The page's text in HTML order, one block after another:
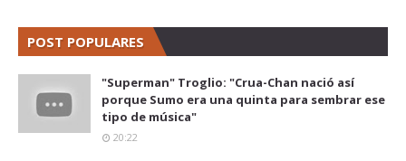
POST POPULARES
"Superman" Troglio: "Crua-Chan nació así
porque Sumo era una quinta para sembrar ese
tipo de música"
20:22